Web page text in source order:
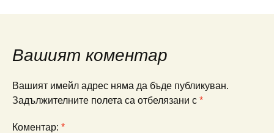
Вашият коментар
Вашият имейл адрес няма да бъде публикуван.
Задължителните полета са отбелязани с *
Коментар: *